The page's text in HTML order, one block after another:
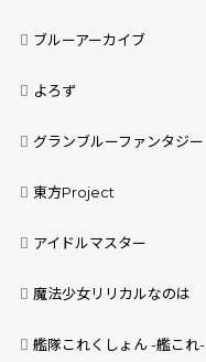
ブルーアーカイブ
よろず
グランブルーファンタジー
東方Project
アイドルマスター
魔法少女リリカルなのは
艦隊これくしょん -艦これ-